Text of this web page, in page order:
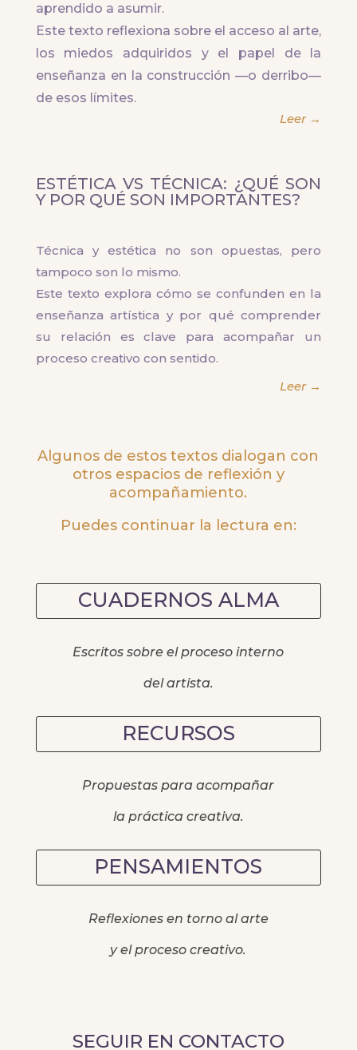
aprendido a asumir.
Este texto reflexiona sobre el acceso al arte,
los miedos adquiridos y el papel de la
enseñanza en la construcción —o derribo—
de esos límites.
Leer →
ESTÉTICA VS TÉCNICA: ¿QUÉ SON
Y POR QUÉ SON IMPORTANTES?
Técnica y estética no son opuestas, pero
tampoco son lo mismo.
Este texto explora cómo se confunden en la
enseñanza artística y por qué comprender
su relación es clave para acompañar un
proceso creativo con sentido.
Leer →
Algunos de estos textos dialogan con
otros espacios de reflexión y
acompañamiento.
Puedes continuar la lectura en:
CUADERNOS ALMA
Escritos sobre el proceso interno
del artista.
RECURSOS
Propuestas para acompañar
la práctica creativa.
PENSAMIENTOS
Reflexiones en torno al arte
y el proceso creativo.
SEGUIR EN CONTACTO